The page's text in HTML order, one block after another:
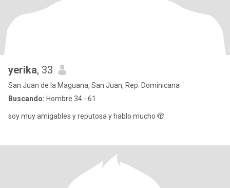
yerika, 33
San Juan de la Maguana, San Juan, Rep. Dominicana
Buscando: Hombre 34 - 61
soy muy amigables y reputosa y hablo mucho 🫣